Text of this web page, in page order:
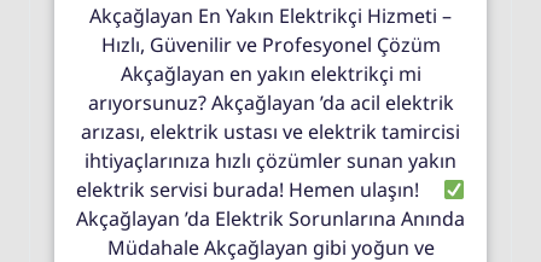
Akçağlayan En Yakın Elektrikçi Hizmeti –
Hızlı, Güvenilir ve Profesyonel Çözüm
Akçağlayan en yakın elektrikçi mi
arıyorsunuz? Akçağlayan ’da acil elektrik
arızası, elektrik ustası ve elektrik tamircisi
ihtiyaçlarınıza hızlı çözümler sunan yakın
elektrik servisi burada! Hemen ulaşın!
Akçağlayan ’da Elektrik Sorunlarına Anında
Müdahale Akçağlayan gibi yoğun ve